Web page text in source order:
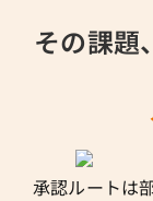
その課題
承認ルートは